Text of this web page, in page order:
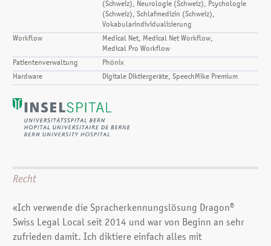
(Schweiz), Neurologie (Schweiz), Psychologie
(Schweiz), Schlafmedizin (Schweiz),
Vokabularindividualisierung
Workflow
Medical Net, Medical Net Workflow,
Medical Pro Workflow
Patientenverwaltung
Phönix
Hardware
Digitale Diktiergeräte, SpeechMike Premium
Recht
«Ich verwende die Sprach­erkennungs­lösung Dragon®
Swiss Legal Local seit 2014 und war von Beginn an sehr
zufrieden damit. Ich diktiere einfach alles mit